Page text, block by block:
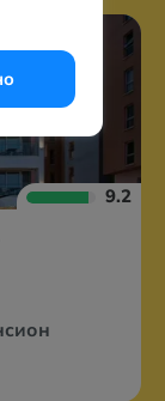
9.2